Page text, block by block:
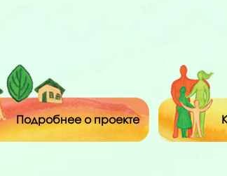
Подробнее о проекте